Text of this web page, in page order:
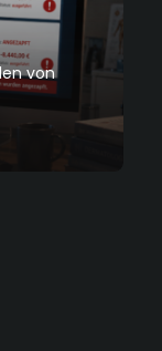
von